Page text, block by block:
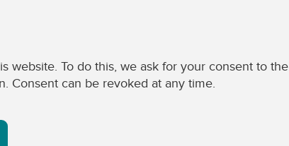
website. To do this, we ask for your consent to the
Consent can be revoked at any time.